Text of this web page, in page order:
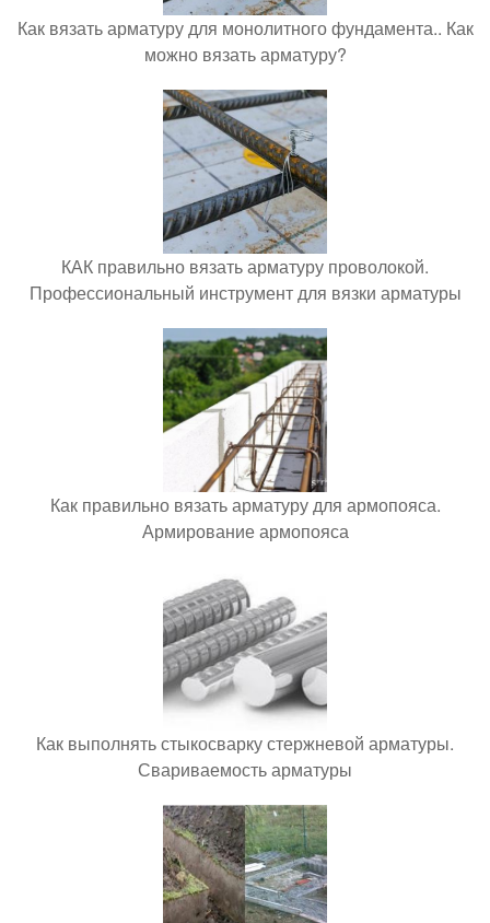
Как вязать арматуру для монолитного фундамента.. Как
можно вязать арматуру?
КАК правильно вязать арматуру проволокой.
Профессиональный инструмент для вязки арматуры
Как правильно вязать арматуру для армопояса.
Армирование армопояса
Как выполнять стыкосварку стержневой арматуры.
Свариваемость арматуры